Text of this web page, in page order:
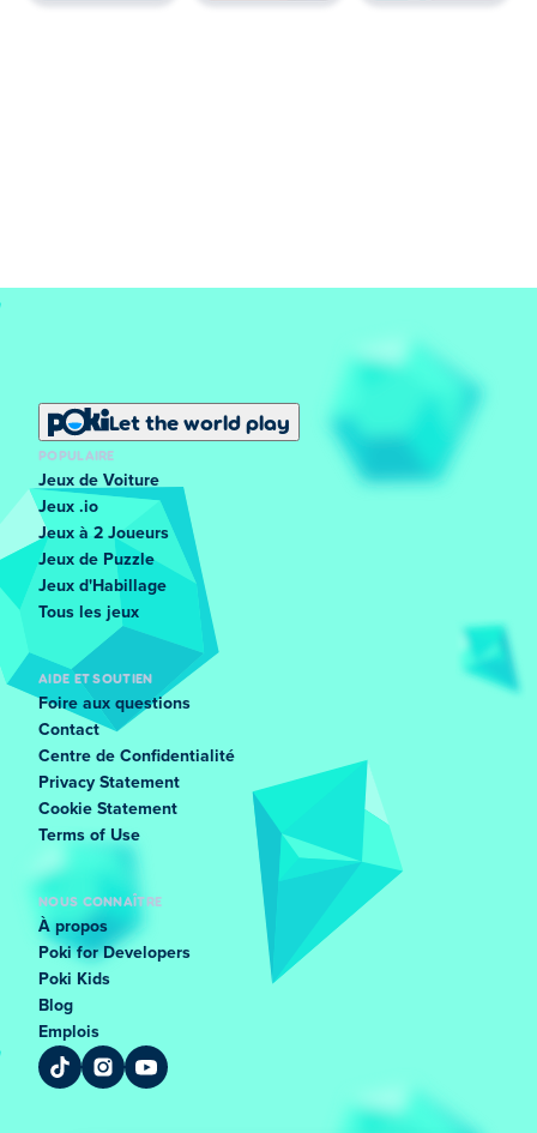
Let the world play
POPULAIRE
Jeux de Voiture
Jeux .io
Jeux à 2 Joueurs
Jeux de Puzzle
Jeux d'Habillage
Tous les jeux
AIDE ET SOUTIEN
Foire aux questions
Contact
Centre de Confidentialité
Privacy Statement
Cookie Statement
Terms of Use
NOUS CONNAÎTRE
À propos
Poki for Developers
Poki Kids
Blog
Emplois